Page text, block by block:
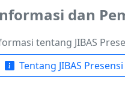
dan
tentang JIBAS
Tentang JIBAS